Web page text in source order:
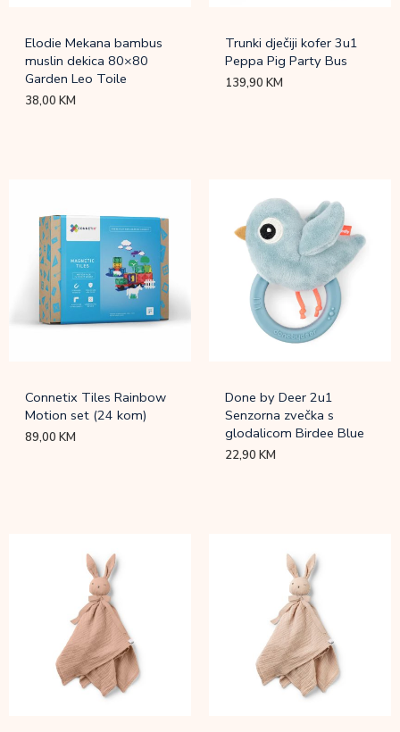
Elodie Mekana bambus
muslin dekica 80×80
Garden Leo Toile
38,00KM
Trunki dječiji kofer 3u1
Peppa Pig Party Bus
139,90KM
Connetix Tiles Rainbow
Motion set (24 kom)
89,00KM
Done by Deer 2u1
Senzorna zvečka s
glodalicom Birdee Blue
22,90KM